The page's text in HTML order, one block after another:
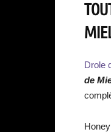
Drole
de